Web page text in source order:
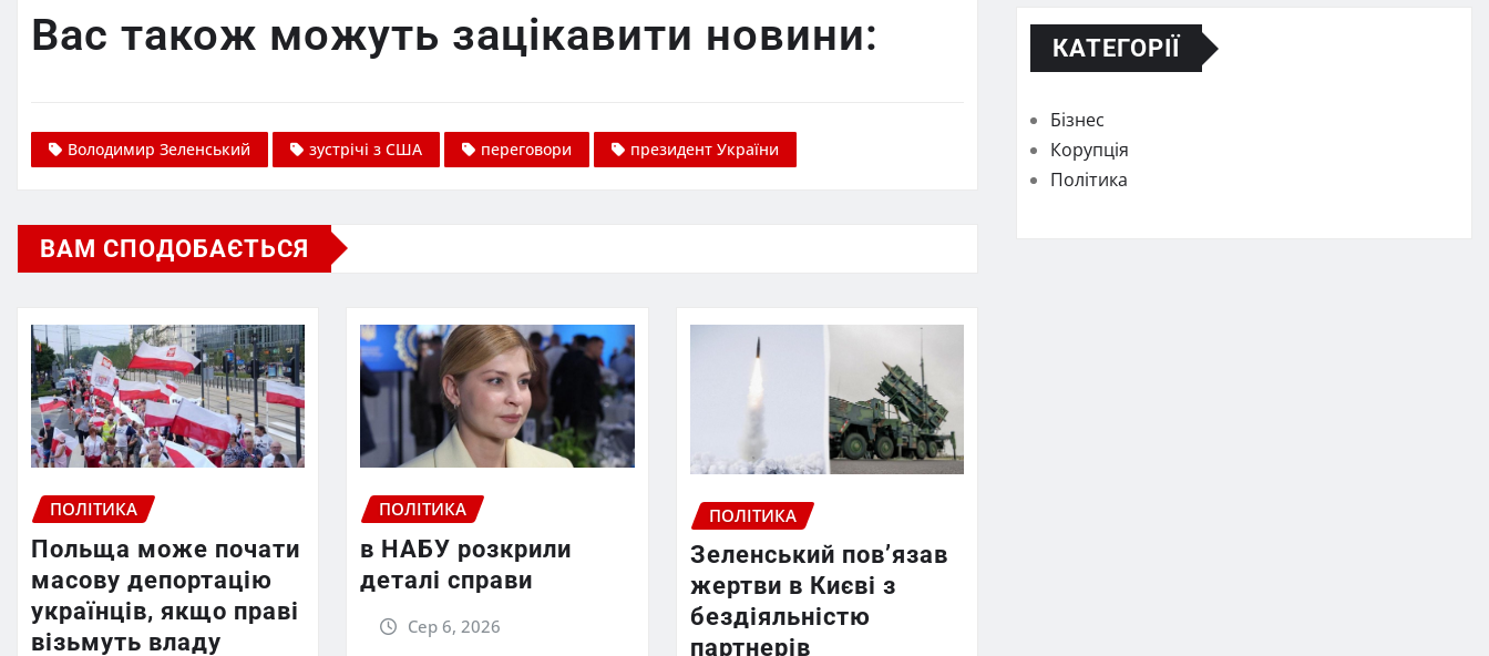
Вас також можуть зацікавити новини:
Володимир Зеленський зустрічі з США переговори президент України
ВАМ СПОДОБАЄТЬСЯ
ПОЛІТИКА
Польща може почати
масову депортацію
українців, якщо праві
візьмуть владу
ПОЛІТИКА
в НАБУ розкрили
деталі справи
Сер 6, 2026
ПОЛІТИКА
Зеленський пов’язав
жертви в Києві з
бездіяльністю
партнерів
КАТЕГОРІЇ
Бізнес
Корупція
Політика